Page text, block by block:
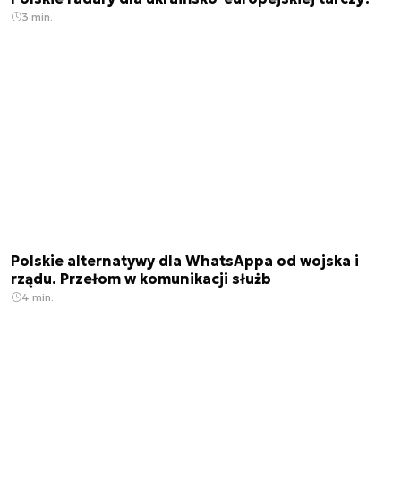
3 min.
Polskie alternatywy dla WhatsAppa od wojska i
rządu. Przełom w komunikacji służb
4 min.